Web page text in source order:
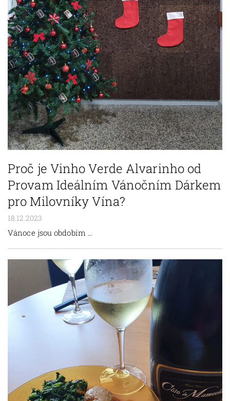
Proč je Vinho Verde Alvarinho od
Provam Ideálním Vánočním Dárkem
pro Milovníky Vína?
18.12.2023
Vánoce jsou obdobím ...